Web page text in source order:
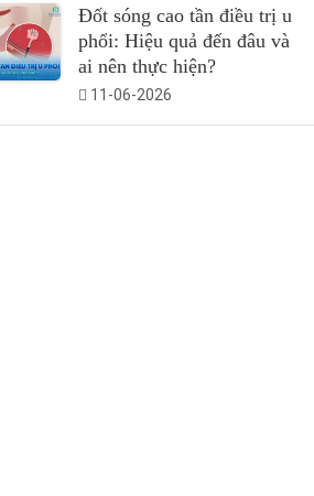
Đốt sóng cao tần điều trị u
phổi: Hiệu quả đến đâu và
ai nên thực hiện?
11-06-2026